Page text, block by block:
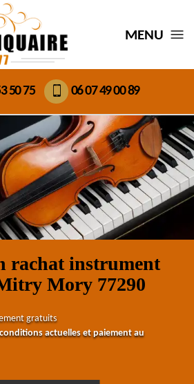
MENU
50 75 06 07 49 00 89
rachat instrument
Mory 77290
gratuits
actuelles et paiement au